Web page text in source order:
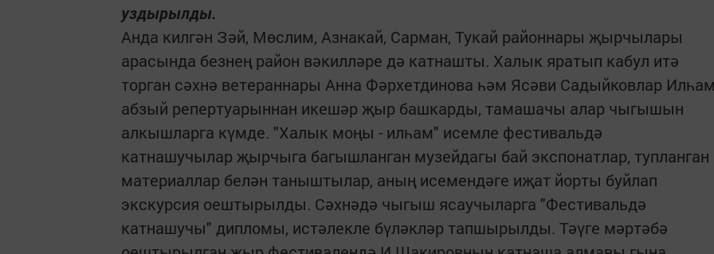
уздырылды.
Анда килгән Зәй, Мөслим, Азнакай, Сарман, Тукай районнары җырчылары
арасында безнең район вәкилләре дә катнашты. Халык яратып кабул итә
торган сәхнә ветераннары Анна Фәрхетдинова һәм Ясәви Садыйковлар
абзый репертуарыннан икешәр җыр башкарды, тамашачы алар чыгышын
алкышларга күмде. "Халык моңы - илһам" исемле фестивальдә
катнашучылар җырчыга багышланган музейдагы бай экспонатлар, тупланган
материаллар белән таныштылар, аның исемендәге иҗат йорты буйлап
экскурсия оештырылды. Сәхнәдә чыгыш ясаучыларга "Фестивальдә
катнашучы" дипломы, истәлекле бүләкләр тапшырылды. Тәүге мәртәбә